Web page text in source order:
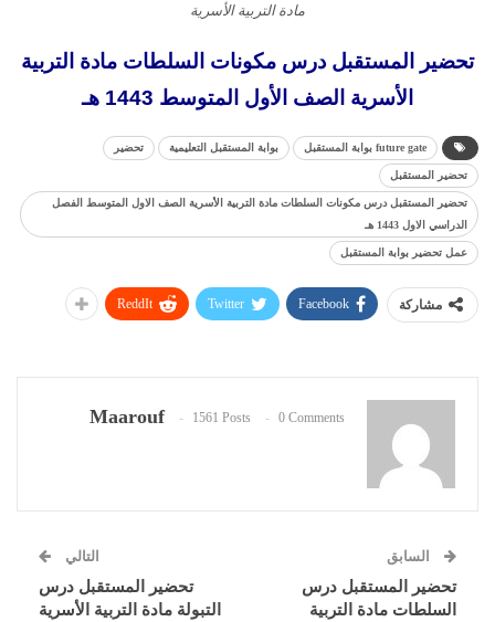
مادة التربية الأسرية
تحضير المستقبل درس مكونات السلطات مادة التربية
الأسرية الصف الأول المتوسط 1443 هـ
future gate بوابة المستقبل بوابة المستقبل التعليمية تحضير
تحضير المستقبل
تحضير المستقبل درس مكونات السلطات مادة التربية الأسرية الصف الاول المتوسط الفصل
الدراسي الاول 1443 هـ
عمل تحضير بوابة المستقبل
مشاركة Facebook
Twitter
ReddIt
Maarouf 1561 Posts 0 Comments
السابق
تحضير المستقبل درس
السلطات مادة التربية
التالي
تحضير المستقبل درس
التبولة مادة التربية الأسرية